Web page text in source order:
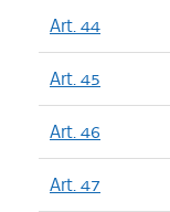
Art. 44
Art. 45
Art. 46
Art. 47